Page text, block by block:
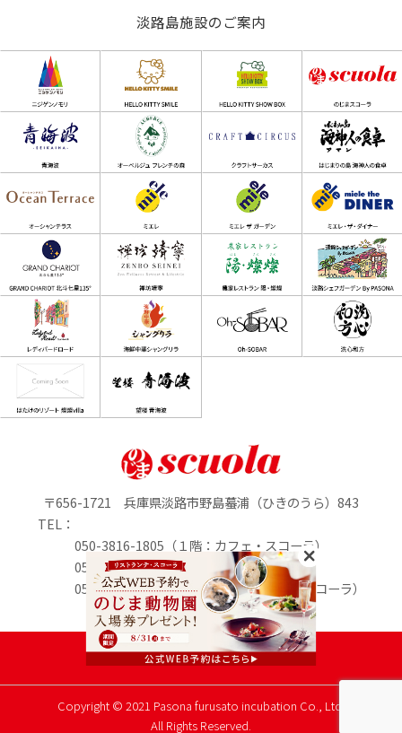
淡路島施設のご案内
〒656-1721 兵庫県淡路市野島蟇浦（ひきのうら）843
TEL：
050-3816-1805（１階：カフェ・スコーラ）
050-3816-0895（1階：のじまマルシェ）
050-3816-2213（２階：リストランテ・スコーラ）
定休日：水曜日
PASONA GROUP
Copyright © 2021 Pasona furusato incubation Co., Ltd.
All Rights Reserved.